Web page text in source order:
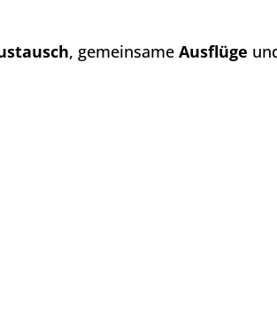
, gemeinsameAusflüge